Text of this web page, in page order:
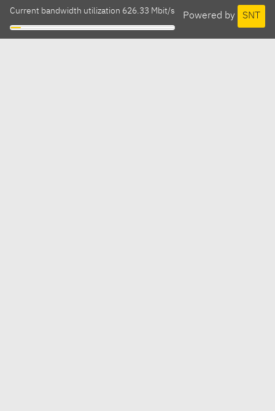
Powered by SNT
Current bandwidth utilization 626.33 Mbit/s